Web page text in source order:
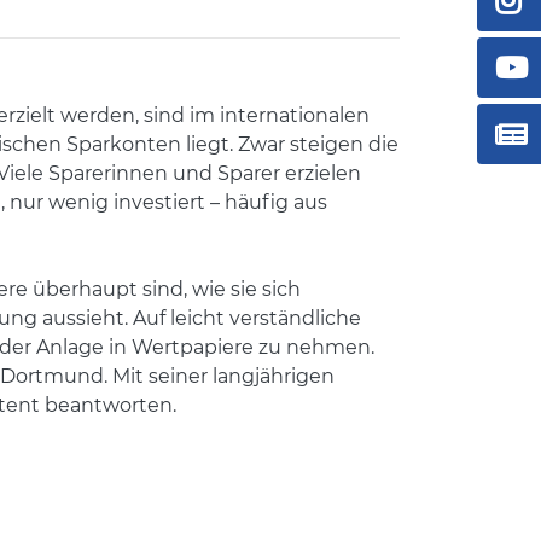
werden, sind im internationalen
Sparkonten liegt. Zwar steigen die
Sparerinnen und Sparer erzielen
nur wenig investiert – häufig aus
überhaupt sind, wie sie sich
aussieht. Auf leicht verständliche
Anlage in Wertpapiere zu nehmen.
Mit seiner langjährigen
beantworten.